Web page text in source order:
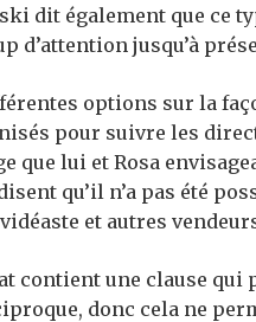
dit également que ce
d’attention jusqu’à
options sur la
pour suivre les
que lui et Rosa
qu’il n’a pas été
et autres
contient une clause
donc cela ne